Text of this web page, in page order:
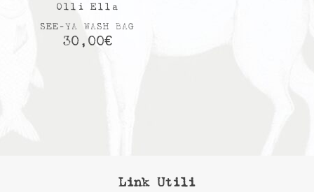
Olli Ella
SEE-YA WASH BAG
30,00€
Link Utili